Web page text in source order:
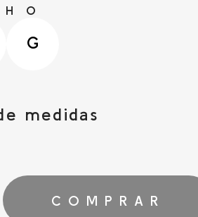
G
medidas
COMPRAR